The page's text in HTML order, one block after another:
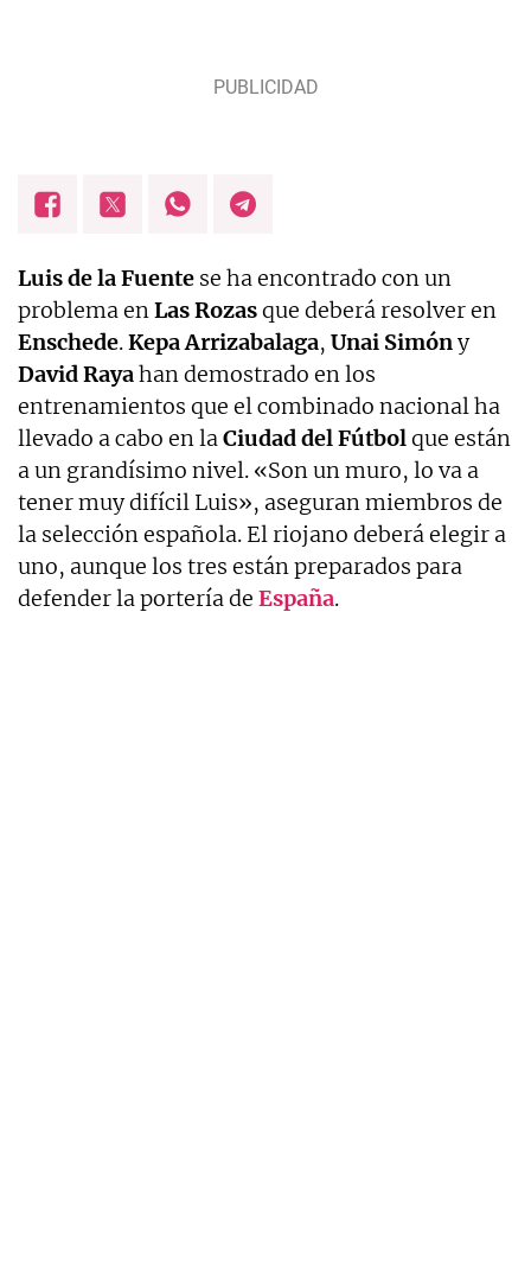
Luis de la Fuente se ha encontrado con un
problema enLas Rozasque deberá resolver en
Enschede.Kepa Arrizabalaga, Unai Simóny
David Rayahan demostrado en los
entrenamientos que el combinado nacional ha
llevado a cabo en laCiudad del Fútbolque están
a un grandísimo nivel. «Son un muro, lo va a
tener muy difícil Luis», aseguran miembros de
la selección española. El riojano deberá elegir a
uno, aunque los tres están preparados para
defender la portería de España.